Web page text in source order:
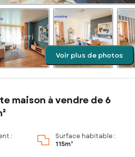
Voir plus de photos
maison à vendre de 6
:
Surface habitable :
115m²